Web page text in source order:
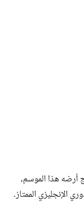
أرضه هذا الموسم،